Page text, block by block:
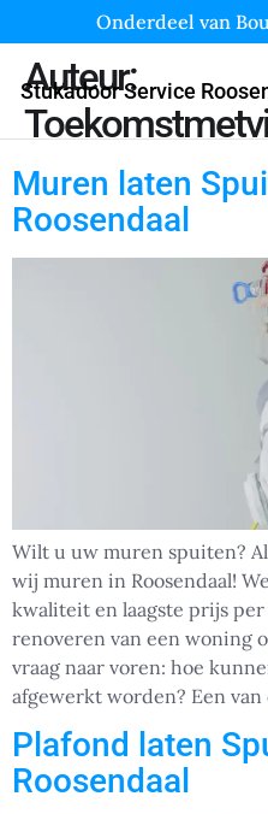
Onderdeel van
Stukadoor Service
Auteur:
Muren laten
Roosendaal
Wilt u uw muren spuiten?
wij muren in Roosendaal!
kwaliteit en laagste prijs
renoveren van een woning
vraag naar voren: hoe
afgewerkt worden? Een
Plafond laten
Roosendaal